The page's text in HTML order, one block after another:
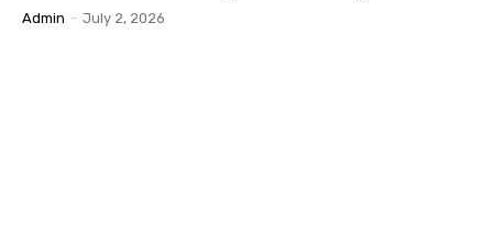
Admin - July 2, 2026